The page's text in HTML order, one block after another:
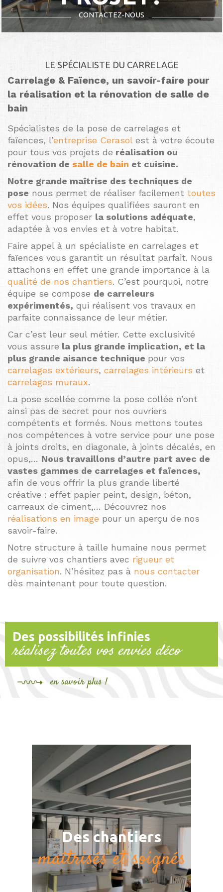
Contactez-nous dès maintenant !
CONTACTEZ-NOUS
LE SPÉCIALISTE DU CARRELAGE
Carrelage & Faïence, un savoir-faire pour
la réalisation et la rénovation de salle de
bain
Spécialistes de la pose de carrelages et
faïences, l’entreprise Cerasolest à votre écoute
pour tous vos projets de réalisation ou
rénovation de salle de bain et cuisine.
Notre grande maîtrise des techniques de
pose nous permet de réaliser facilement toutes
vos idées. Nos équipes qualifiées sauront en
effet vous proposer la solutions adéquate,
adaptée à vos envies et à votre habitat.
Faire appel à un spécialiste en carrelages et
faïences vous garantit un résultat parfait. Nous
attachons en effet une grande importance à la
qualité de nos chantiers. C’est pourquoi, notre
équipe se compose de carreleurs
expérimentés, qui réalisent vos travaux en
parfaite connaissance de leur métier.
Car c’est leur seul métier. Cette exclusivité
vous assure la plus grande implication, et la
plus grande aisance technique pour vos
carrelages extérieurs, carrelages intérieurs et
carrelages muraux.
La pose scellée comme la pose collée n’ont
ainsi pas de secret pour nos ouvriers
compétents et formés. Nous mettons toutes
nos compétences à votre service pour une pose
à joints droits, en diagonale, à joints décalés, en
opus,… Nous travaillons d’autre part avec de
vastes gammes de carrelages et faïences,
afin de vous offrir la plus grande liberté
créative : effet papier peint, design, béton,
carreaux de ciment,… Découvrez nos
réalisations en image pour un aperçu de nos
savoir-faire.
Notre structure à taille humaine nous permet
de suivre vos chantiers avec rigueur et
organisation. N’hésitez pas à nous contacter
dès maintenant pour toute question.
Des possibilités infinies
réalisez toutes vos envies déco
en savoir plus !
Des chantiers
maîtrisés et soignés